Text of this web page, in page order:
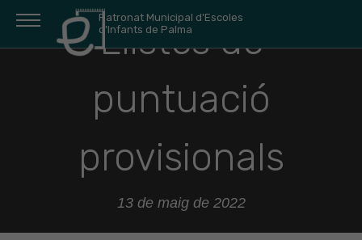
Patronat Municipal d'Escoles
d'Infants de Palma
Llistes de
puntuació
provisionals
13 de maig de 2022